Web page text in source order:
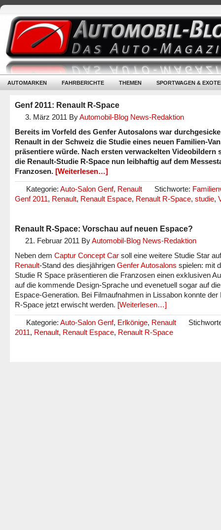
AUTOMARKEN FAHRBERICHTE THEMEN SPORTWAGEN &
Genf 2011: Renault R-Space
3. März 2011 ByAutomobil-Blog News-Redaktion
Bereits im Vorfeld des Genfer Autosalons war
Renault in der Schweiz die Studie eines neuen Familien-
präsentiere würde. Nach ersten verwackelten Videobildern
die Renault-Studie R-Space nun leibhaftig auf dem
Franzosen. [Weiterlesen…]
Kategorie: Auto-Salon Genf, Renault Stichworte:
Genf 2011, Renault, Renault Espace, Renault R-Space, studie,
Renault R-Space: Vorschau auf neuen Espace?
21. Februar 2011 ByAutomobil-Blog News-Redaktion
Neben dem Captur Concept Car soll eine weitere Studie Star
Renault-Stand des diesjährigen Genfer Autosalons spielen: mit
Studie R Space präsentieren die Franzosen einen exklusiven
auf die kommende Design-Sprache und evenetuell sogar auf
Espace-Generation. Bei Filmaufnahmen in Lissabon konnte der
R-Space jetzt erwischt werden. [Weiterlesen…]
Kategorie: Auto-Salon Genf, Erlkönige, Renault
2011, Renault, Renault Espace, Renault R-Space